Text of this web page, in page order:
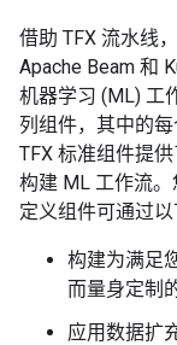
借助 TFX 流水线
Apache Beam 和
机器学习 (ML) 工
列组件，其中的
TFX 标准组件提
构建 ML 工作流
定义组件可通过
构建为满足
而量身定制
应用数据扩